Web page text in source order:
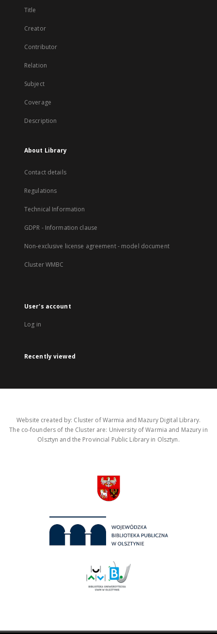
Title
Creator
Contributor
Relation
Subject
Coverage
Description
About Library
Contact details
Regulations
Technical Information
GDPR - Information clause
Non-exclusive license agreement - model document
Cluster WMBC
User's account
Log in
Recently viewed
Website created by: Cluster of Warmia and Mazury Digital Library.
The co-founders of the Cluster are: University of Warmia and Mazury in
Olsztyn and the Provincial Public Library in Olsztyn.